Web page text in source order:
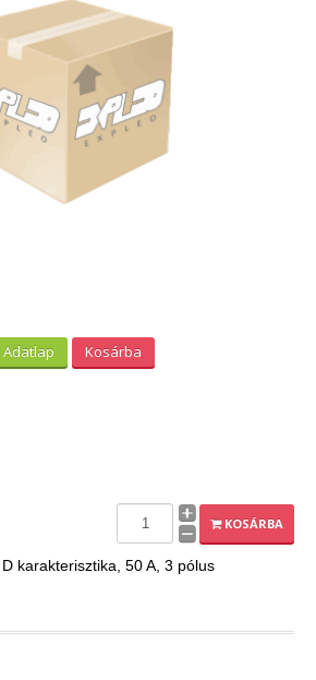
Adatlap Kosárba
KOSÁRBA
karakterisztika, 50 A, 3 pólus